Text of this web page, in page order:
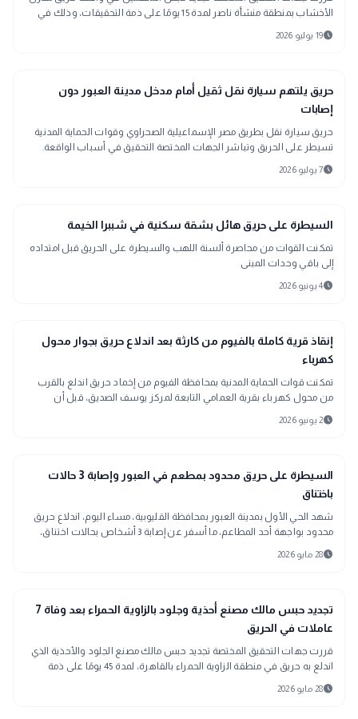
الأخشاب بمنطقة منشأة ناصر لمدة 15 يومًا على ذمة التحقيقات، وذلك في
إطار استكمال الإجراءات القانونية لكشف جميع ملابسات الحادث وتحديد
المسؤوليات.
schedule19 يوليو 2026
gavel
حوادث ومحاكم
حريق يلتهم سيارة نقل ثقيل أمام مدخل مدينة العبور دون
إصابات
حريق سيارة نقل بطريق مصر الإسماعيلية الصحراوي وقوات الحماية المدنية
تسيطر على الحريق وتباشر الجهات المختصة التحقيق في أسباب الواقعة.
schedule7 يوليو 2026
gavel
حوادث ومحاكم
السيطرة على حريق هائل بشقة سكنية في شببرا الخيمة
تمكنت القوات من محاصرة ألسنة اللهب والسيطرة على الحريق قبل امتداده
إلى باقي وحدات المبنى
schedule4 يونيو 2026
gavel
حوادث ومحاكم
إنقاذ قرية كاملة بالفيوم من كارثة بعد اندلاع حريق بجوار محول
كهرباء
تمكنت قوات الحماية المدنية بمحافظة الفيوم من إخماد حريق اندلع بالقرب
من محول كهرباء بقرية العمامي التابعة لمركز يوسف الصديق، قبل أن
يتسبب في أضرار بالمحول أو يمتد إلى المناطق السكنية المجاورة، دون وقوع
أي إصابات
schedule2 يونيو 2026
gavel
حوادث ومحاكم
السيطرة على حريق محدود بمطعم في العبور وإصابة 3 حالات
باختناق
شهد الحي الأول بمدينة العبور بمحافظة القليوبية، مساء اليوم، اندلاع حريق
محدود بواجهة أحد المطاعم، ما أسفر عن إصابة 3 أشخاص بحالات اختناق،
قبل أن تتمكن قوات الحماية المدنية من السيطرة على النيران ومنع امتدادها
للمباني المجاورة.
schedule28 مايو 2026
gavel
تجديد حبس مالك مصنع أحذية وجلود بالزاوية الحمراء بعد وفاة 7
عاملات في الحريق
قررت جهات التحقيق المختصة تجديد حبس مالك مصنع الجلود والأحذية الذي
اندلع به حريق في منطقة الزاوية الحمراء بالقاهرة، لمدة 45 يومًا على ذمة
التحقيقات، وذلك على خلفية الحادث الذي أسفر عن وفاة 7 فتيات.
schedule28 مايو 2026